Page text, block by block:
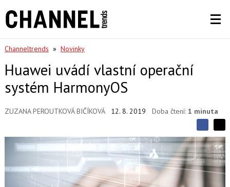
Channeltrends » Novinky
Huawei uvádí vlastní operační
systém HarmonyOS
ZUZANA PEROUTKOVÁ BIČÍKOVÁ 12. 8. 2019 Doba čtení: 1 minuta
S
d
í
l
S
d
í
l
e
j
d
í
l
e
j